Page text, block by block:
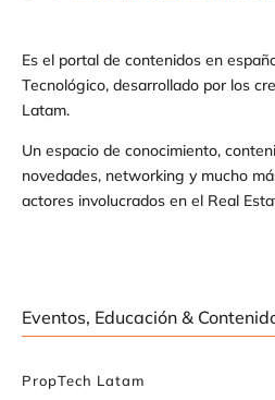
Es el portal de contenidos en
Tecnológico, desarrollado por los
Latam.
Un espacio de conocimiento,
novedades, networking y mucho
actores involucrados en el Real
Eventos, Educación &
PropTech Latam